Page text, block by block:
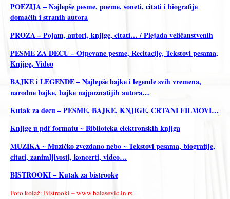
POEZIJA – Najlepše pesme, poeme, soneti, citati i biografije
domaćih i stranih autora
PROZA – Pojam, autori, knjige, citati… / Plejada veličanstvenih
PESME ZA DECU – Otpevane pesme, Recitacije, Tekstovi pesama,
Knjige, Video
BAJKE i LEGENDE – Najlepše bajke i legende svih vremena,
narodne bajke, bajke najpoznatijih autora…
Kutak za decu – PESME, BAJKE, KNJIGE, CRTANI FILMOVI…
Knjige u pdf formatu ~ Biblioteka elektronskih knjiga
MUZIKA ~ Muzičko zvezdano nebo ~ Tekstovi pesama, biografije,
citati, zanimljivosti, koncerti, video…
BISTROOKI – Kutak za bistrooke
Foto kolaž: Bistrooki – www.balasevic.in.rs